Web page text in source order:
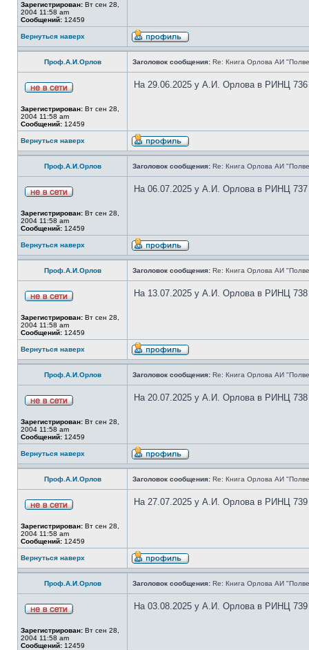
Зарегистрирован: Вт сен 28,
2004 11:58 am
Сообщений: 12459
Вернуться наверх
Проф.А.И.Орлов Заголовок сообщения: Re: Книга Орлова АИ
Зарегистрирован: Вт сен 28,
2004 11:58 am
Сообщений: 12459
На 29.06.2025 у А.И. Орлова в РИНЦ 736
Вернуться наверх
Проф.А.И.Орлов Заголовок сообщения: Re: Книга Орлова АИ
Зарегистрирован: Вт сен 28,
2004 11:58 am
Сообщений: 12459
На 06.07.2025 у А.И. Орлова в РИНЦ 737
Вернуться наверх
Проф.А.И.Орлов Заголовок сообщения: Re: Книга Орлова АИ
Зарегистрирован: Вт сен 28,
2004 11:58 am
Сообщений: 12459
На 13.07.2025 у А.И. Орлова в РИНЦ 738
Вернуться наверх
Проф.А.И.Орлов Заголовок сообщения: Re: Книга Орлова АИ
Зарегистрирован: Вт сен 28,
2004 11:58 am
Сообщений: 12459
На 20.07.2025 у А.И. Орлова в РИНЦ 738
Вернуться наверх
Проф.А.И.Орлов Заголовок сообщения: Re: Книга Орлова АИ
Зарегистрирован: Вт сен 28,
2004 11:58 am
Сообщений: 12459
На 27.07.2025 у А.И. Орлова в РИНЦ 739
Вернуться наверх
Проф.А.И.Орлов Заголовок сообщения: Re: Книга Орлова АИ
Зарегистрирован: Вт сен 28,
2004 11:58 am
Сообщений: 12459
На 03.08.2025 у А.И. Орлова в РИНЦ 739